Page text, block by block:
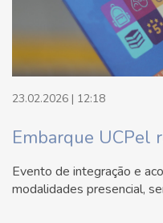
23.02.2026 | 12:18
Embarque UCPel
Evento de integração e
modalidades presencial,